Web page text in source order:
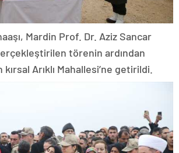
Mardin Prof. Dr. Aziz Sancar
törenin ardından
Arıklı Mahallesi’ne getirildi.